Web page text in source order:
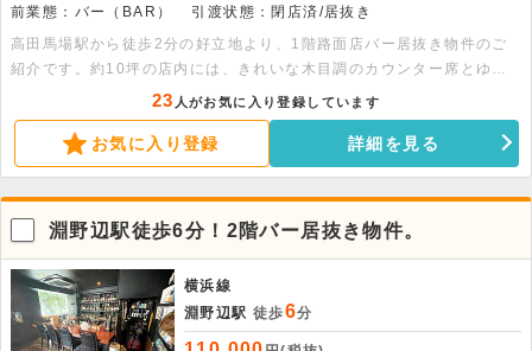
前業態：バー（BAR）
引渡状態：閉店済/居抜き
高田馬場駅から徒歩2分の好立地より、1階路面店バー居抜き物件のご
紹介です。約10坪の店内には、きれいな木目調のカウンター席とゆっ
たりくつろげる座敷スペースが完備されており、初期費用を大幅に抑え
てスピーディな開業が可能です。深夜営業も可能なため、落ち着いた雰
囲気のバーや小料理屋やダイニングバー等にもおすすめです。学生やビ
ジネスマンで賑わう人気エリアとなりますので、ぜひお早めにご検討く
ださい。
23 人がお気に入り登録しています
お気に入り登録 詳細を見る
淵野辺駅徒歩6分！2階バー居抜き物件。
横浜線
淵野辺駅 徒歩6分